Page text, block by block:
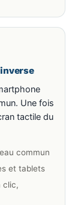
Une fois
tactile du
commun
et tablets
clic,